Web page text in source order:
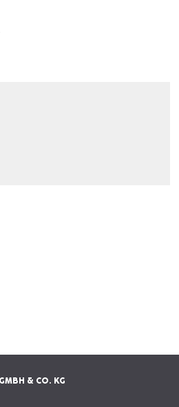
& CO. KG